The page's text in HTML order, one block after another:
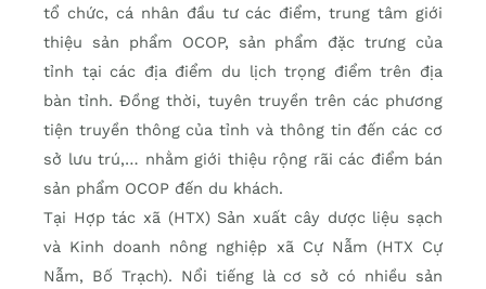
tổ chức, cá nhân đầu tư các điểm, trung tâm giới
thiệu sản phẩm OCOP, sản phẩm đặc trưng của
tỉnh tại các địa điểm du lịch trọng điểm trên địa
bàn tỉnh. Đồng thời, tuyên truyền trên các phương
tiện truyền thông của tỉnh và thông tin đến các cơ
sở lưu trú,… nhằm giới thiệu rộng rãi các điểm bán
sản phẩm OCOP đến du khách.
Tại Hợp tác xã (HTX) Sản xuất cây dược liệu sạch
và Kinh doanh nông nghiệp xã Cự Nẫm (HTX Cự
Nẫm, Bố Trạch). Nổi tiếng là cơ sở có nhiều sản